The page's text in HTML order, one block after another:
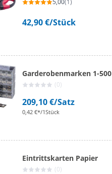
5,00(1)
42,90 €/Stück
Garderobenmarken 1-500
(0)
209,10 €/Satz
0,42 €*/1Stück
Eintrittskarten Papier
(0)